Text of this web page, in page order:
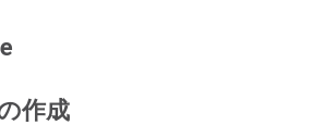
作成